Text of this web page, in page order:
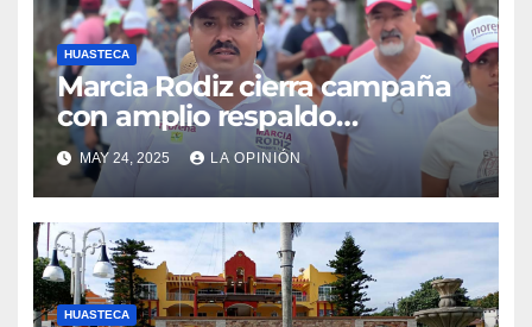
HUASTECA
Marcia Rodiz cierra campaña
con amplio respaldo
ciudadano
MAY 24, 2025 LA OPINIÓN
HUASTECA